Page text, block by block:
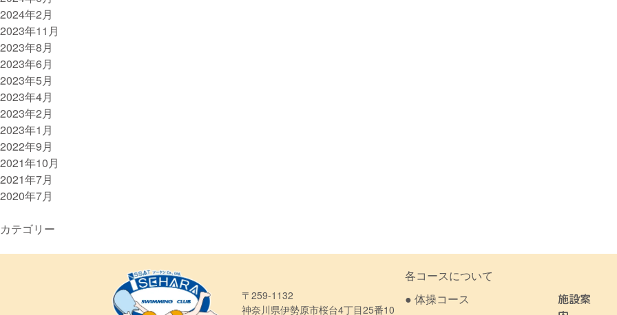
2024年2月
2023年11月
2023年8月
2023年6月
2023年5月
2023年4月
2023年2月
2023年1月
2022年9月
2021年10月
2021年7月
2020年7月
カテゴリー
〒259-1132
神奈川県伊勢原市桜台4丁目25番10
各コースについて
● 体操コース
施設案